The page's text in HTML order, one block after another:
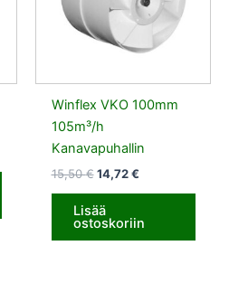
Winflex VKO 100mm
105m³/h
Kanavapuhallin
15,50€ 14,72€
Lisää
ostoskoriin